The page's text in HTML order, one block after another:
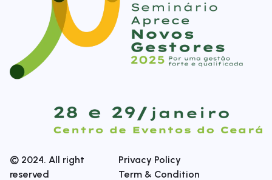
© 2024. All right
reserved
Privacy Policy
Term & Condition